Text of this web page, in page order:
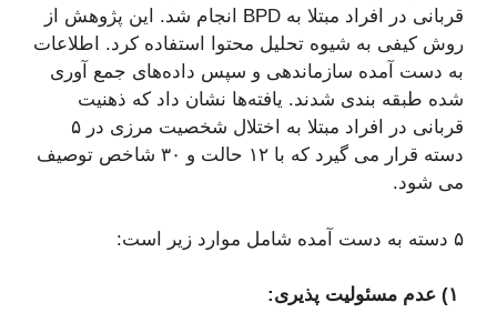
قربانی در افراد مبتلا به BPD انجام شد. این پژوهش از
روش کیفی به شیوه تحلیل محتوا استفاده کرد. اطلاعات
به دست آمده سازماندهی و سپس داده‌های جمع آوری
شده طبقه بندی شدند. یافته‌ها نشان داد که ذهنیت
قربانی در افراد مبتلا به اختلال شخصیت مرزی در ۵
دسته قرار می گیرد که با ۱۲ حالت و ۳۰ شاخص توصیف
می شود.
۵ دسته به دست آمده شامل موارد زیر است: